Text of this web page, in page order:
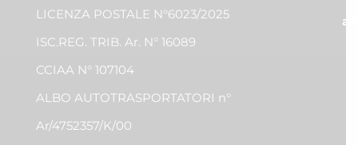
LICENZA POSTALE N°6023/2025
ISC.REG. TRIB. Ar. N° 16089
CCIAA N° 107104
ALBO AUTOTRASPORTATORI n°
Ar/4752357/K/00